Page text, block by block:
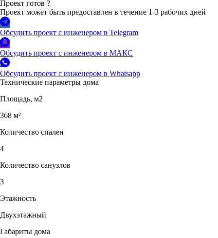
Проект готов ?
Проект может быть предоставлен в течение 1-3 рабочих дней
Обсудить проект с инженером в Telegram
Обсудить проект с инженером в МАКС
Обсудить проект с инженером в Whatsapp
Технические параметры дома
Площадь, м2
368 м²
Количество спален
4
Количество санузлов
3
Этажность
Двухэтажный
Габариты дома